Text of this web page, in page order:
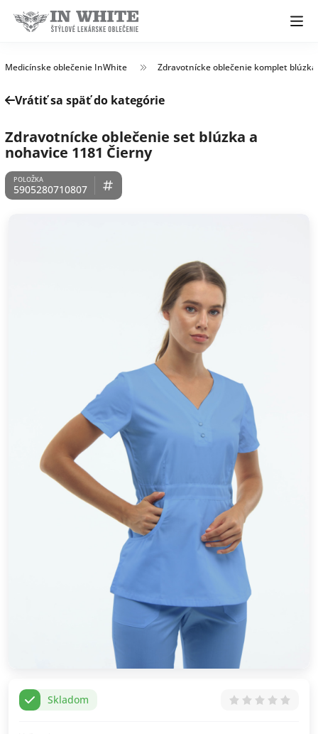
Medicínske oblečenie InWhite Zdravotnícke oblečenie komplet
Vrátiť sa späť do kategórie
Zdravotnícke oblečenie set blúzka a
nohavice 1181 Čierny
5905280710807
Skladom